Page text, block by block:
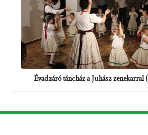
Évadzáró táncház a Juhász zenekarral